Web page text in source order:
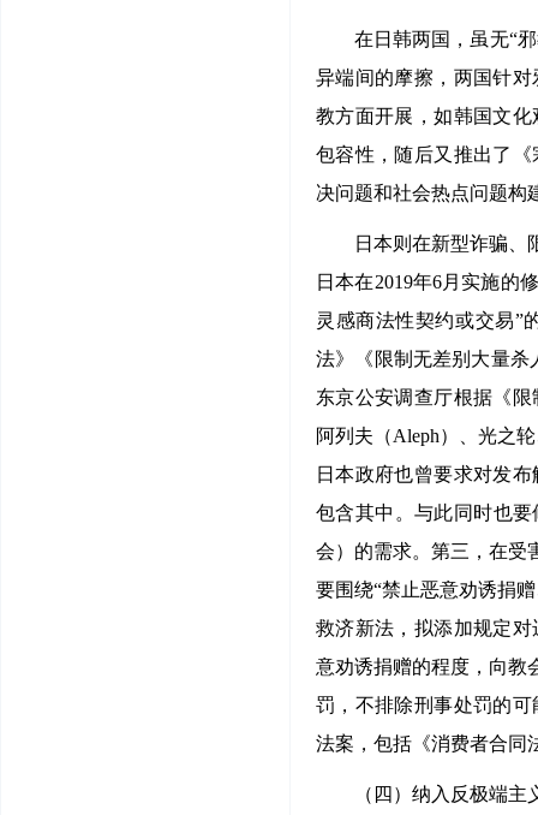
在日韩两国，虽无“
异端间的摩擦，两国针
教方面开展，如韩国文
包容性，随后又推出了
决问题和社会热点问题构
日本则在新型诈骗、
日本在2019年6月实施的
灵感商法性契约或交易”
法》《限制无差别大量杀
东京公安调查厅根据《
阿列夫（Aleph）、光之
日本政府也曾要求对发
包含其中。与此同时也
会）的需求。第三，在受
要围绕“禁止恶意劝诱捐
救济新法，拟添加规定
意劝诱捐赠的程度，向教
罚，不排除刑事处罚的可
法案，包括《消费者合同
（四）纳入反极端